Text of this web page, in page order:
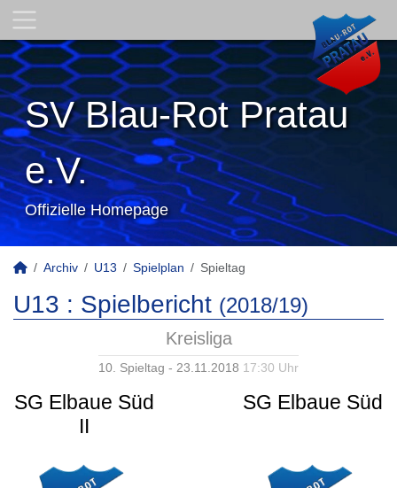
SV Blau-Rot Pratau
e.V.
Offizielle Homepage
Archiv U13 Spielplan Spieltag
U13 : Spielbericht (2018/19)
Kreisliga
10. Spieltag - 23.11.2018 17:30 Uhr
SG Elbaue Süd
II
SG Elbaue Süd